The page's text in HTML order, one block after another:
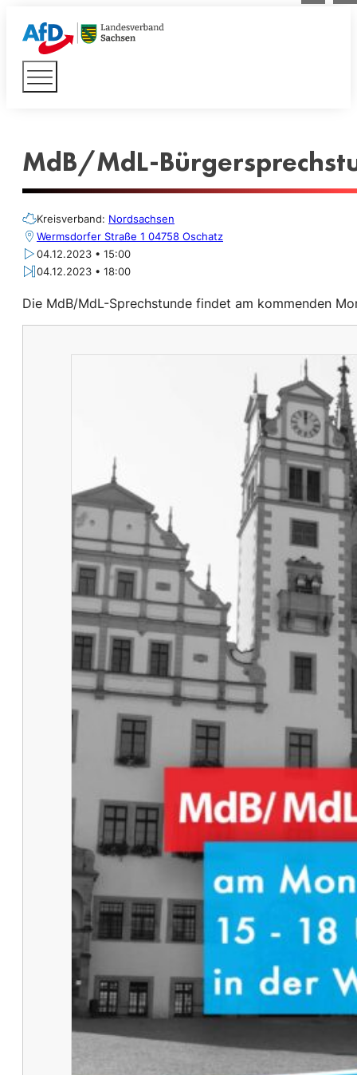
MdB/MdL-
Kreisverband: Nordsachsen
Wermsdorfer Straße 1 04758 Oschatz
04.12.2023 • 15:00
04.12.2023 • 18:00
Die MdB/MdL-Sprechstunde findet am kommenden